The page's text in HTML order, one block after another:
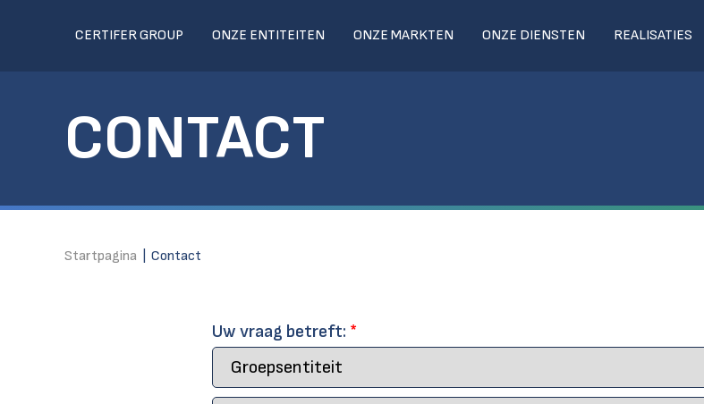
CERTIFER GROUP ONZE ENTITEITEN ONZE MARKTEN ONZE DIENSTEN REALISATIES
CONTACT
Startpagina Contact
Uw vraag betreft: *